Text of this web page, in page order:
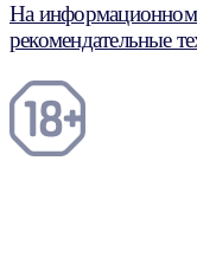
На информационном
рекомендательные